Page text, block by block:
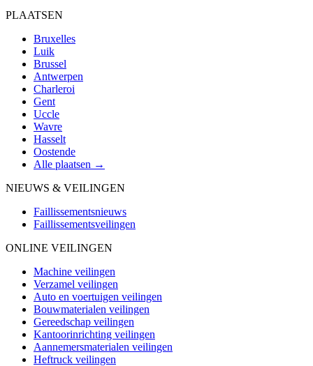
PLAATSEN
Bruxelles
Luik
Brussel
Antwerpen
Charleroi
Gent
Uccle
Wavre
Hasselt
Oostende
Alle plaatsen →
NIEUWS & VEILINGEN
Faillissementsnieuws
Faillissementsveilingen
ONLINE VEILINGEN
Machine veilingen
Verzamel veilingen
Auto en voertuigen veilingen
Bouwmaterialen veilingen
Gereedschap veilingen
Kantoorinrichting veilingen
Aannemersmaterialen veilingen
Heftruck veilingen